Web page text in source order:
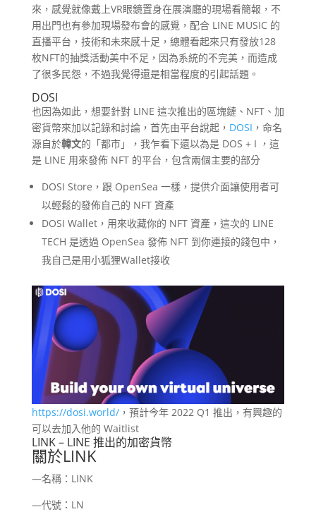
來，感覺就像戴上VR眼鏡置身在展演廳的現場看簡報，不
用出門也有參加現場發布會的感覺，配合 LINE MUSIC 的
直播平台，技術和未來感十足，總體看起來只有發放128
枚NFT的抽獎活動美中不足，因為系統的不完美，而造成
了很多民怨，不過我覺得還是相當程度的引起話題。
DOSI
也因為如此，想要針對 LINE 這次推出的區塊鏈、NFT、加
密貨幣來加以記錄和討論，首先由平台說起， DOSI ，命名
源自於韓文的「都市」，我乍看下還以為是 DOS + I ，這
是 LINE 用來發佈 NFT 的平台，包含兩個主要的部分
DOSI Store，跟 OpenSea 一樣，提供介面讓使用者可
以輕鬆的發佈自己的 NFT 資產
DOSI Wallet，用來收藏你的 NFT 資產，這次的 LINE
TECH 是透過 OpenSea 發佈 NFT 到你連接的錢包中，
我自己是用小狐狸Wallet接收
https://dosi.world/，預計今年 2022 Q1 推出，有興趣的
可以去加入他的 Waitlist
LINK – LINE 推出的加密貨幣
關於LINK
—名稱：LINK
—代號：LN